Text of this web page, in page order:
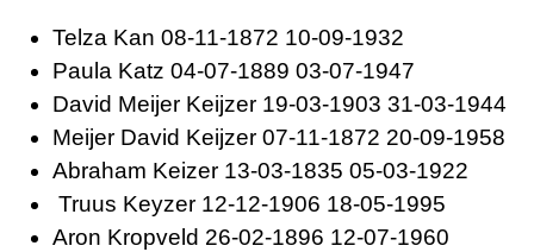
Telza Kan 08-11-1872 10-09-1932
Paula Katz 04-07-1889 03-07-1947
David Meijer Keijzer 19-03-1903 31-03-1944
Meijer David Keijzer 07-11-1872 20-09-1958
Abraham Keizer 13-03-1835 05-03-1922
Truus Keyzer 12-12-1906 18-05-1995
Aron Kropveld 26-02-1896 12-07-1960